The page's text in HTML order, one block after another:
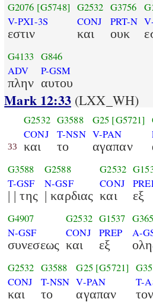
G2076 [G5748]
V-PXI-3S
εστιν
G2532
CONJ
και
G3756
PRT-N
ουκ
G4133
ADV
πλην
G846
P-GSM
αυτου
Mark 12:33(LXX_WH)
33
G2532
CONJ
και
G3588
T-NSN
το
G25 [G5721]
V-PAN
αγαπαν
G3588
T-GSF
| | της
G2588
N-GSF
| καρδιας
G2532
CONJ
και εξ
G4907
N-GSF
συνεσεως
G2532
CONJ
και
G1537
PREP
εξ
A-
G2532
CONJ
και
G3588
T-NSN
το
G25 [G5721]
V-PAN
αγαπαν
T-
τον